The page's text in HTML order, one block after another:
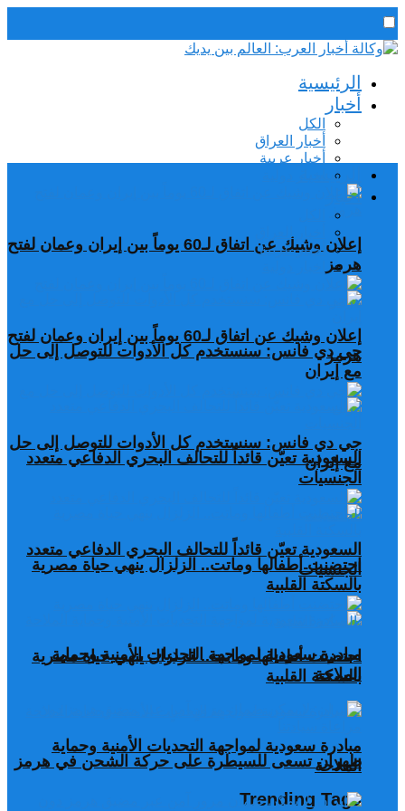
رئيس التحرير / د. اسماعيل الجنابي
الخميس,6 أغسطس, 2026الرئيسية
أخبار
الكل
أخبار العراق
أخبار عربية
إعلان وشيك عن اتفاق لـ60 يوماً بين إيران وعمان لفتح
هرمز
جي دي فانس: سنستخدم كل الأدوات للتوصل إلى حل
مع إيران
السعودية تعيّن قائداً للتحالف البحري الدفاعي متعدد
الجنسيات
احتضنت أطفالها وماتت.. الزلزال ينهي حياة مصرية
بالسكتة القلبية
مبادرة سعودية لمواجهة التحديات الأمنية وحماية
الملاحة
طهران تسعى للسيطرة على حركة الشحن في هرمز
Trending Tags
الرئيسية
أخبار
أخبار عربية
إعلان وشيك عن اتفاق لـ60 يوماً بين إيران وعمان لفتح
هرمز
جي دي فانس: سنستخدم كل الأدوات للتوصل إلى حل
مع إيران
السعودية تعيّن قائداً للتحالف البحري الدفاعي متعدد
الجنسيات
احتضنت أطفالها وماتت.. الزلزال ينهي حياة مصرية
بالسكتة القلبية
مبادرة سعودية لمواجهة التحديات الأمنية وحماية
الملاحة